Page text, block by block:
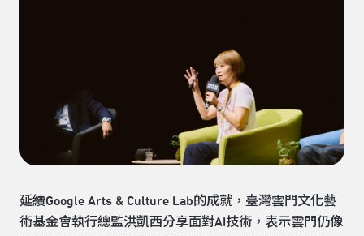
延續Google Arts & Culture Lab的成就，臺灣雲門文化藝
術基金會執行總監洪凱西分享面對AI技術，表示雲門仍像